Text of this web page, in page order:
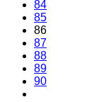
84
85
86
87
88
89
90